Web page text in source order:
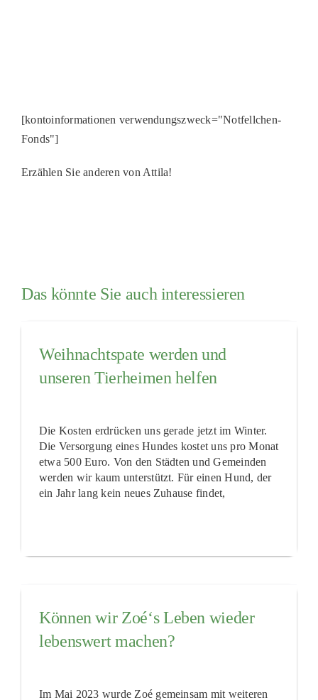
[kontoinformationen verwendungszweck="Notfellchen-
Fonds"]
Erzählen Sie anderen von Attila!
Das könnte Sie auch interessieren
Weihnachtspate werden und
unseren Tierheimen helfen
Die Kosten erdrücken uns gerade jetzt im Winter.
Die Versorgung eines Hundes kostet uns pro Monat
etwa 500 Euro. Von den Städten und Gemeinden
werden wir kaum unterstützt. Für einen Hund, der
ein Jahr lang kein neues Zuhause findet,
Können wir Zoé‘s Leben wieder
lebenswert machen?
Im Mai 2023 wurde Zoé gemeinsam mit weiteren